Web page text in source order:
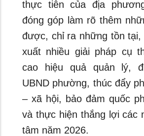
thực tiễn của địa
đóng góp làm rõ thêm
được, chỉ ra những tồn tại,
xuất nhiều giải pháp cụ
cao hiệu quả quản lý,
UBND phường, thúc đẩy
– xã hội, bảo đảm quốc
và thực hiện thắng lợi các
tâm năm 2026.